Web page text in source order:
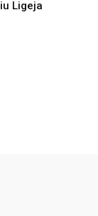
Ligeja